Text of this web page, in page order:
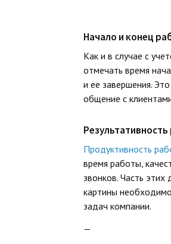
Начало и конец
Как и в случае с
отмечать время
и ее завершения.
общение с
Продуктивность
время работы,
звонков. Часть
картины
задач компании.
—